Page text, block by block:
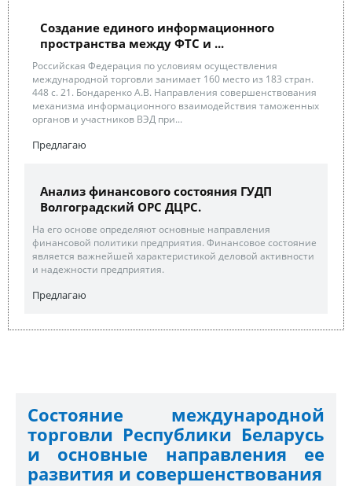
Создание единого информационного
пространства между ФТС и ...
Российская Федерация по условиям осуществления
международной торговли занимает 160 место из 183 стран.
448 с. 21. Бондаренко А.В. Направления совершенствования
механизма информационного взаимодействия таможенных
органов и участников ВЭД при...
Предлагаю
Анализ финансового состояния ГУДП
Волгоградский ОРС ДЦРС.
На его основе определяют основные направления
финансовой политики предприятия. Финансовое состояние
является важнейшей характеристикой деловой активности
и надежности предприятия.
Предлагаю
Состояние международной
торговли Республики Беларусь
и основные направления ее
развития и совершенствования